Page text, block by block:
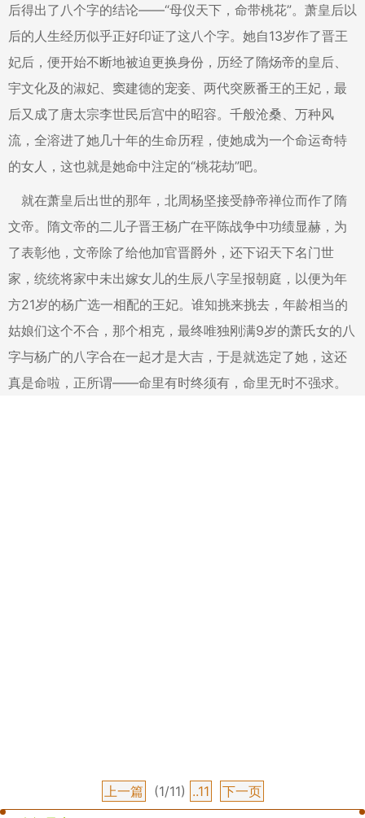
后得出了八个字的结论——“母仪天下，命带桃花”。萧皇后以
后的人生经历似乎正好印证了这八个字。她自13岁作了晋王
妃后，便开始不断地被迫更换身份，历经了隋炀帝的皇后、
宇文化及的淑妃、窦建德的宠妾、两代突厥番王的王妃，最
后又成了唐太宗李世民后宫中的昭容。千般沧桑、万种风
流，全溶进了她几十年的生命历程，使她成为一个命运奇特
的女人，这也就是她命中注定的“桃花劫”吧。
就在萧皇后出世的那年，北周杨坚接受静帝禅位而作了隋
文帝。隋文帝的二儿子晋王杨广在平陈战争中功绩显赫，为
了表彰他，文帝除了给他加官晋爵外，还下诏天下名门世
家，统统将家中未出嫁女儿的生辰八字呈报朝庭，以便为年
方21岁的杨广选一相配的王妃。谁知挑来挑去，年龄相当的
姑娘们这个不合，那个相克，最终唯独刚满9岁的萧氏女的八
字与杨广的八字合在一起才是大吉，于是就选定了她，这还
真是命啦，正所谓——命里有时终须有，命里无时不强求。
上一篇 (1/11) ..11
下一页